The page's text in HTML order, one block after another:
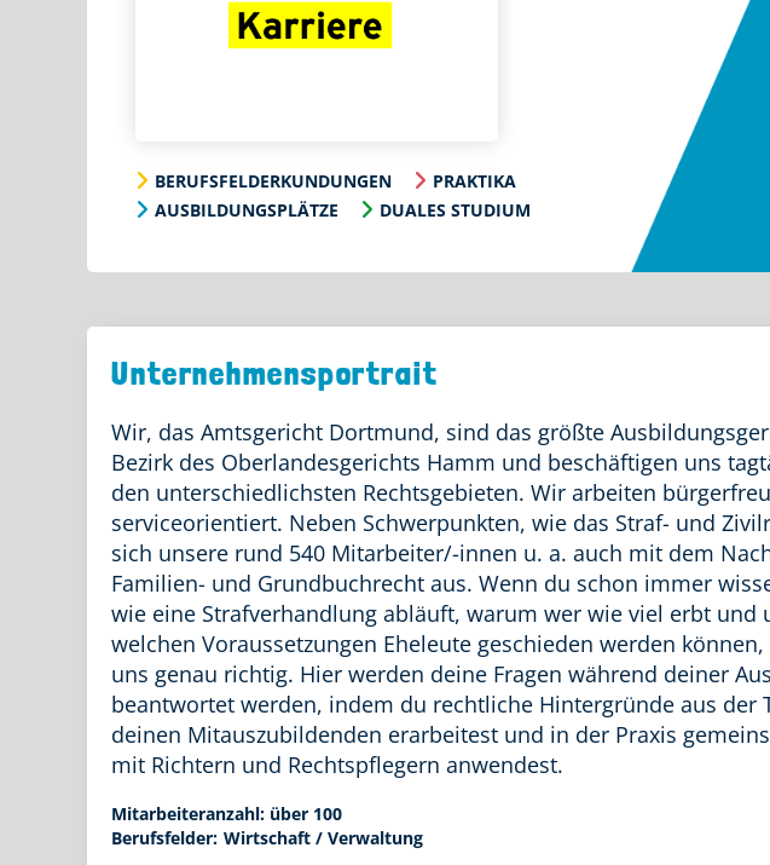
BERUFSFELDERKUNDUNGEN
PRAKTIKA
AUSBILDUNGSPLÄTZE
DUALES STUDIUM
Unternehmensportrait
Wir, das Amtsgericht Dortmund, sind das größte
Bezirk des Oberlandesgerichts Hamm und beschäftigen uns
den unterschiedlichsten Rechtsgebieten. Wir arbeiten
serviceorientiert. Neben Schwerpunkten, wie das Straf- und
sich unsere rund 540 Mitarbeiter/-innen u. a. auch mit dem
Familien- und Grundbuchrecht aus. Wenn du schon immer
wie eine Strafverhandlung abläuft, warum wer wie viel erbt und
welchen Voraussetzungen Eheleute geschieden werden
uns genau richtig. Hier werden deine Fragen während deiner
beantwortet werden, indem du rechtliche Hintergründe aus der
deinen Mitauszubildenden erarbeitest und in der Praxis
mit Richtern und Rechtspflegern anwendest.
Mitarbeiteranzahl: über 100
Berufsfelder: Wirtschaft / Verwaltung